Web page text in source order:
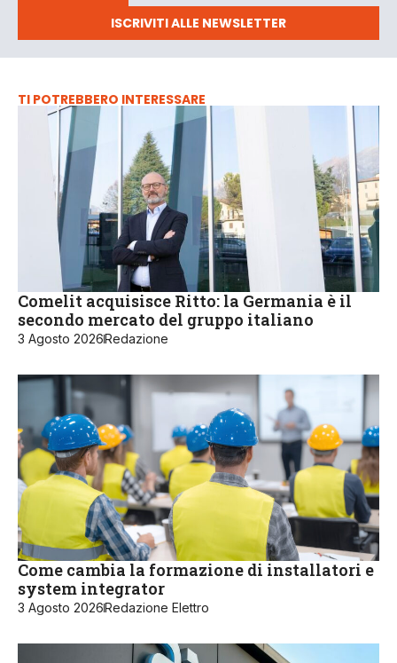
ISCRIVITI ALLE NEWSLETTER
TI POTREBBERO INTERESSARE
Comelit acquisisce Ritto: la Germania è il
secondo mercato del gruppo italiano
3 Agosto 2026 Redazione
Come cambia la formazione di installatori e
system integrator
3 Agosto 2026 Redazione Elettro